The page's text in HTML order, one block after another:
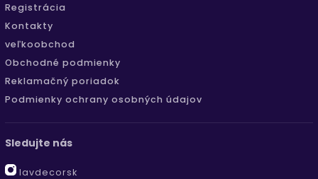
Registrácia
Kontakty
veľkoobchod
Obchodné podmienky
Reklamačný poriadok
Podmienky ochrany osobných údajov
Sledujte nás
lavdecorsk